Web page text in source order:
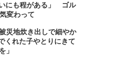
にも程がある」 ゴル
変わって
災地炊き出しで細やか
くれた子やとりにきて
」